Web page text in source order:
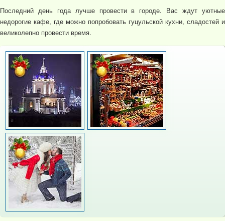
Последний день года лучше провести в городе. Вас ждут уютные
недорогие кафе, где можно попробовать гуцульской кухни, сладостей и
великолепно провести время.